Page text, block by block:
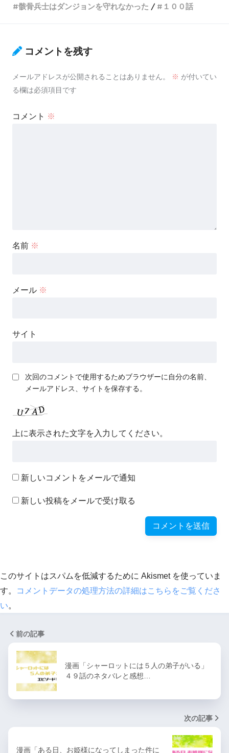
骸骨兵士はダンジョンを守れなかった
１００話
コメントを残す
メールアドレスが公開されることはありません。 ※ が付いてい
る欄は必須項目です
コメント ※
名前 ※
メール ※
サイト
次回のコメントで使用するためブラウザーに自分の名前、
メールアドレス、サイトを保存する。
上に表示された文字を入力してください。
新しいコメントをメールで通知
新しい投稿をメールで受け取る
このサイトはスパムを低減するために Akismet を使っていま
す。
コメントデータの処理方法の詳細はこちらをご覧くださ
い。
前の記事
漫画「シャーロットには５人の弟子がいる」
４９話のネタバレと感想…
次の記事
漫画「ある日、お姫様になってしまった件に